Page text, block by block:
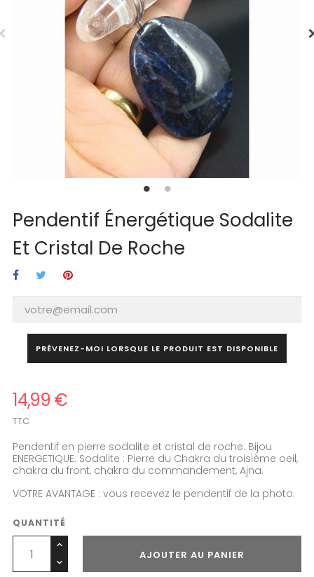
Pendentif Énergétique Sodalite
Et Cristal De Roche
PRÉVENEZ-MOI LORSQUE LE PRODUIT EST DISPONIBLE
14,99 €
TTC
Pendentif en pierre sodalite et cristal de roche. Bijou
ENERGETIQUE. Sodalite : Pierre du Chakra du troisième oeil,
chakra du front, chakra du commandement, Ajna.
VOTRE AVANTAGE : vous recevez le pendentif de la photo.
QUANTITÉ
AJOUTER AU PANIER